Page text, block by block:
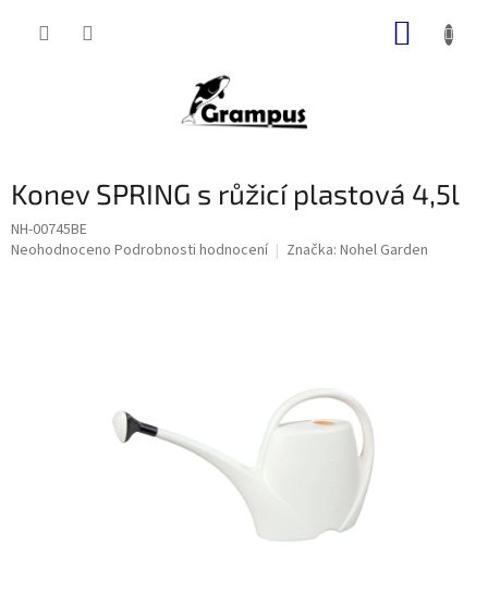
Konev SPRING s růžicí plastová 4,5l
NH-00745BE
Průměrné
Neohodnoceno Podrobnosti hodnocení Značka: Nohel Garden